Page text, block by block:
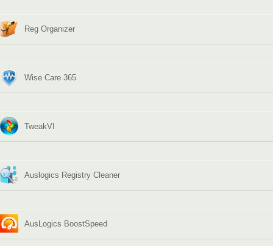
Reg Organizer
Wise Care 365
TweakVI
Auslogics Registry Cleaner
AusLogics BoostSpeed